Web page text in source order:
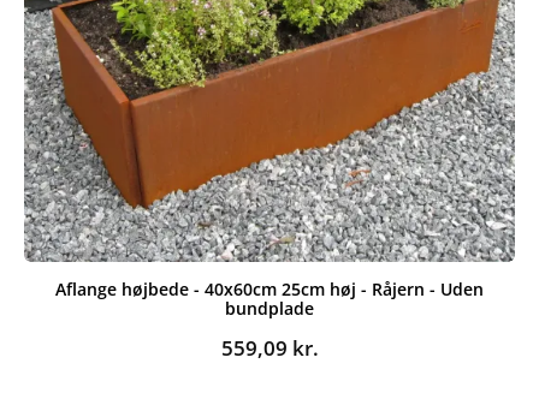
Aflange højbede - 40x60cm 25cm høj - Råjern - Uden
bundplade
559,09 kr.